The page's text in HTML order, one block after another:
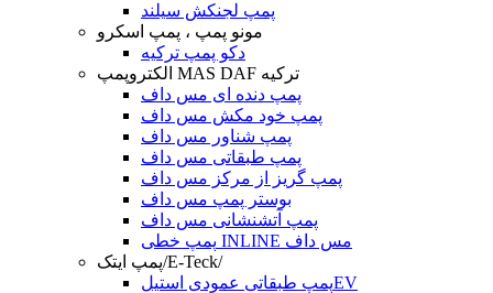
پمپ لجنکش سیلند
مونو پمپ ، پمپ اسکرو
دکو پمپ ترکیه
الکتروپمپ MAS DAF ترکیه
پمپ دنده ای مس داف
پمپ خود مکش مس داف
پمپ شناور مس داف
پمپ طبقاتی مس داف
پمپ گریز از مرکز مس داف
بوستر پمپ مس داف
پمپ آتشنشانی مس داف
پمپ خطی INLINE مس داف
پمپ ایتک/E-Teck/
پمپ طبقاتی عمودی استیلEV